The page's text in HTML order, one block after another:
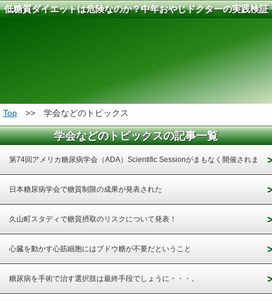
低糖質ダイエットは危険なのか？中年おやじドクターの実践検証
Top >> 学会などのトピックス
学会などのトピックスの記事一覧
第74回アメリカ糖尿病学会（ADA）Scientific Sessionがまもなく開催されま
す。
日本糖尿病学会で糖質制限の成果が発表された
久山町スタディで糖質摂取のリスクについて発表！
心臓を動かす心筋細胞にはブドウ糖が不要だということ
糖尿病を手術で治す選択肢は最終手段でしょうに・・・。